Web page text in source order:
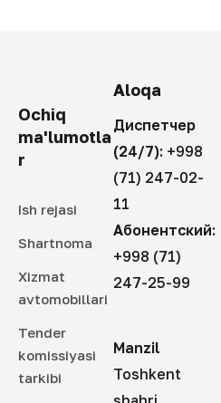
Ochiq
ma'lumotla
r
Ish rejasi
Shartnoma
Xizmat
avtomobillari
Tender
komissiyasi
tarkibi
Aloqa
Диспетчер
(24/7): +998
(71) 247-02-
11
Абонентский:
+998 (71)
247-25-99
Manzil
Toshkent